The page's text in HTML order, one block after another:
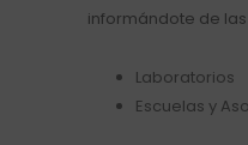
informándote de
Laboratorios
Escuelas y